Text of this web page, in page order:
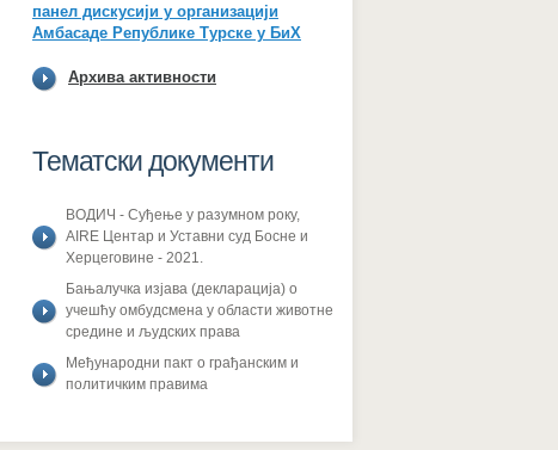
панел дискусији у организацији
Амбасаде Републике Турске у БиХ
Архива активности
Тематски документи
ВОДИЧ - Суђење у разумном року,
AIRE Центар и Уставни суд Босне и
Херцеговине - 2021.
Бањалучка изјава (декларација) о
учешћу омбудсмена у области животне
средине и људских права
Међународни пакт о грађанским и
политичким правима